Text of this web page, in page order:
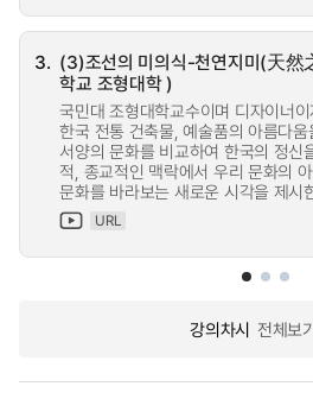
3. (3)조선의 미의식-천연지미(天然
학교 조형대학 )
국민대 조형대학교수이며 디자이너
한국 전통 건축물, 예술품의 아름다
서양의 문화를 비교하여 한국의 정신
적, 종교적인 맥락에서 우리 문화의
문화를 바라보는 새로운 시각을 제시
URL
강의차시 전체보